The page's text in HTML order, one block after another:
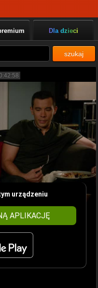
Dla dzieci
szukaj
urządzeniu
APLIKACJĘ